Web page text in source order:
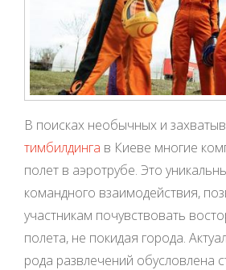
В поисках необычных и
тимбилдинга в Киеве многие
полет в аэротрубе. Это
командного взаимодействия,
участникам почувствовать
полета, не покидая города.
рода развлечений обусловлена